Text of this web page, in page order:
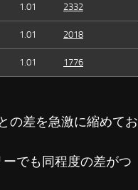
1.01 2332
1.01 2018
1.01 1776
の差を急激に縮めてお
でも同程度の差がつ